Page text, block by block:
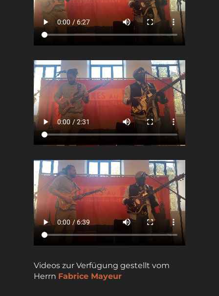
Videos zur Verfügung gestellt vom
Herrn Fabrice Mayeur